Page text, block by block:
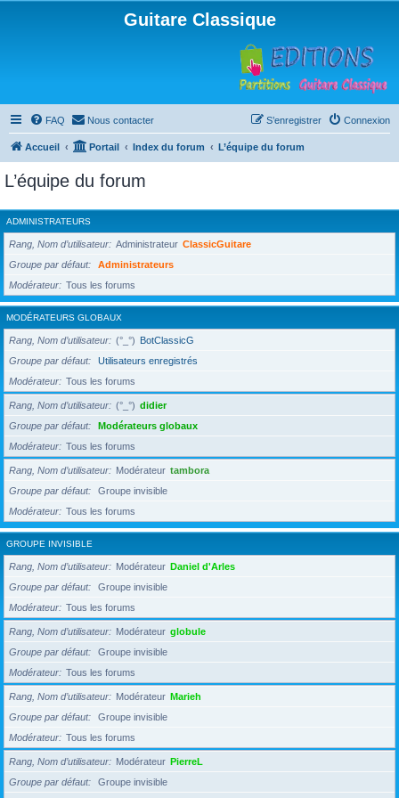
Guitare Classique
FAQ Nous contacter Connexion
S’enregistrer
Accueil Portail Index du forum L’équipe du forum
L’équipe du forum
ADMINISTRATEURS
Rang, Nom d’utilisateur Administrateur ClassicGuitare
Groupe par défaut
Administrateurs
Modérateur
Tous les forums
MODÉRATEURS GLOBAUX
Rang, Nom d’utilisateur (°_°) BotClassicG
Groupe par défaut
Utilisateurs enregistrés
Modérateur
Tous les forums
Rang, Nom d’utilisateur (°_°) didier
Groupe par défaut
Modérateurs globaux
Modérateur
Tous les forums
Rang, Nom d’utilisateur Modérateur tambora
Groupe par défaut
Groupe invisible
Modérateur
Tous les forums
GROUPE INVISIBLE
Rang, Nom d’utilisateur Modérateur Daniel d'Arles
Groupe par défaut
Groupe invisible
Modérateur
Tous les forums
Rang, Nom d’utilisateur Modérateur globule
Groupe par défaut
Groupe invisible
Modérateur
Tous les forums
Rang, Nom d’utilisateur Modérateur Marieh
Groupe par défaut
Groupe invisible
Modérateur
Tous les forums
Rang, Nom d’utilisateur Modérateur PierreL
Groupe par défaut
Groupe invisible